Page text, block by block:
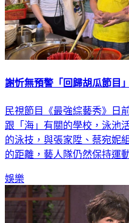
謝忻無預警「回歸胡瓜節目
民視節目《最強綜藝秀》日
跟「海」有關的學校，泳池
的泳技，與張家陞、蔡宛妮
的距離，藝人隊仍然保持運
娛樂